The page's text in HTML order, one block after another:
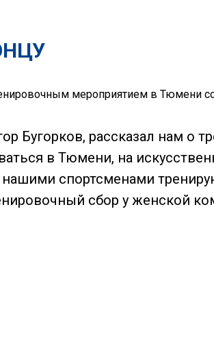
мероприятием в Тюмени
Бугорков, рассказал нам о
в Тюмени, на
спортсменами
сбор у женской